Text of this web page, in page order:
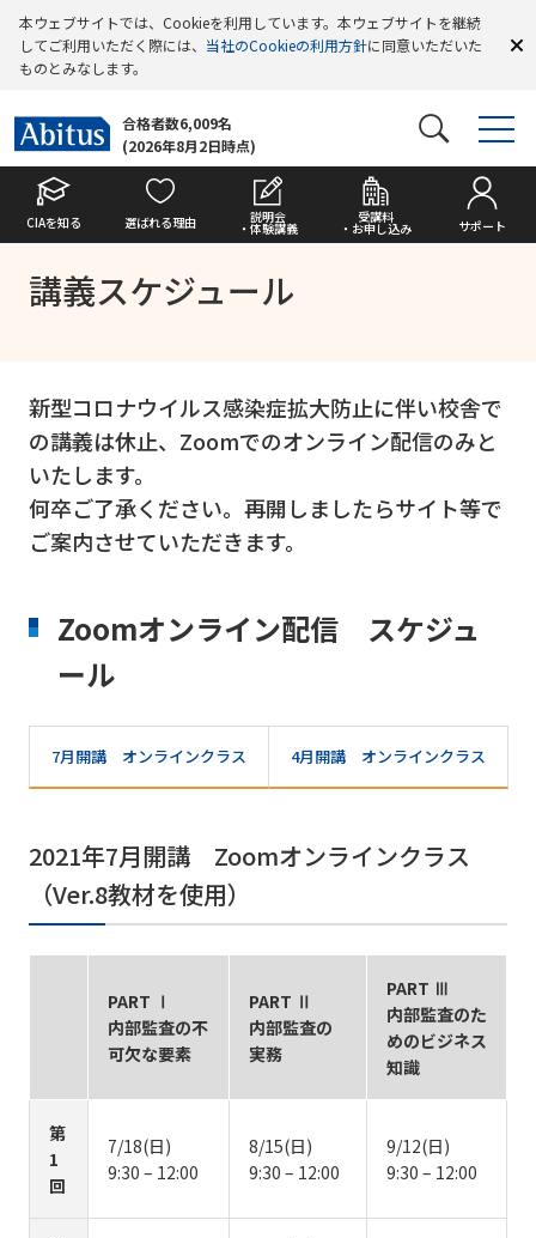
本ウェブサイトでは、Cookieを利用しています。本ウェブサイトを継続
してご利用いただく際には、 当社のCookieの利用方針に同意いただいた
ものとみなします。
合格者数6,009名
(2026年8月2日時点)
CIAを知る 選ばれる理由 説明会
・体験講義
受講料
・お申し込み サポート
講義スケジュール
新型コロナウイルス感染症拡大防止に伴い校舎で
の講義は休止、Zoomでのオンライン配信のみと
いたします。
何卒ご了承ください。再開しましたらサイト等で
ご案内させていただきます。
Zoomオンライン配信 スケジュ
ール
7月開講 オンラインクラス 4月開講 オンラインクラス
2021年7月開講 Zoomオンラインクラス
（Ver.8教材を使用）
PART Ⅰ
内部監査の不
可欠な要素
PART Ⅱ
内部監査の
実務
PART Ⅲ
内部監査のた
めのビジネス
知識
第
1
回
7/18(日)
9:30 – 12:00
8/15(日)
9:30 – 12:00
9/12(日)
9:30 – 12:00